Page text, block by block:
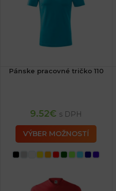
Pánske pracovné tričko 110
9.52€ s DPH
VÝBER MOŽNOSTÍ